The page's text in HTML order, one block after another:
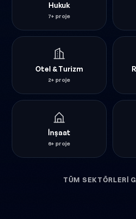
Hukuk
7+ proje
Otel & Turizm
2+ proje
İnşaat
6+ proje
TÜM SEKTÖRLERI